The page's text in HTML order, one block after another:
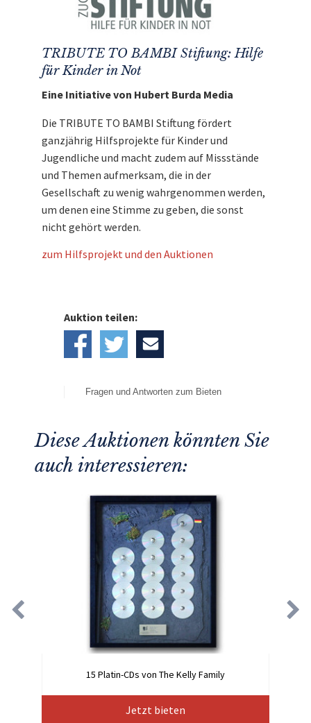
TRIBUTE TO BAMBI Stiftung: Hilfe
für Kinder in Not
Eine Initiative von Hubert Burda Media
Die TRIBUTE TO BAMBI Stiftung fördert
ganzjährig Hilfsprojekte für Kinder und
Jugendliche und macht zudem auf Missstände
und Themen aufmerksam, die in der
Gesellschaft zu wenig wahrgenommen werden,
um denen eine Stimme zu geben, die sonst
nicht gehört werden.
zum Hilfsprojekt und den Auktionen
Auktion teilen:
Fragen und Antworten zum Bieten
Diese Auktionen könnten Sie
auch interessieren:
15 Platin-CDs von The Kelly Family
Jetzt bieten